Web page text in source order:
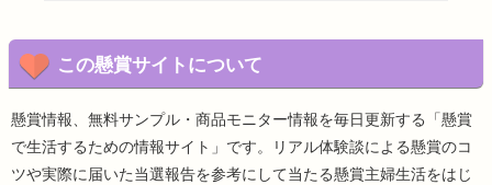
この懸賞サイトについて
懸賞情報、無料サンプル・商品モニター情報を毎日更新する「懸賞
で生活するための情報サイト」です。リアル体験談による懸賞のコ
ツや実際に届いた当選報告を参考にして当たる懸賞主婦生活をはじ